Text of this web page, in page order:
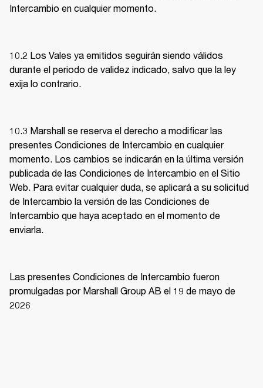
Intercambio en cualquier momento.
10.2 Los Vales ya emitidos seguirán siendo válidos
durante el periodo de validez indicado, salvo que la ley
exija lo contrario.
10.3 Marshall se reserva el derecho a modificar las
presentes Condiciones de Intercambio en cualquier
momento. Los cambios se indicarán en la última versión
publicada de las Condiciones de Intercambio en el Sitio
Web. Para evitar cualquier duda, se aplicará a su solicitud
de Intercambio la versión de las Condiciones de
Intercambio que haya aceptado en el momento de
enviarla.
Las presentes Condiciones de Intercambio fueron
promulgadas por Marshall Group AB el 19 de mayo de
2026